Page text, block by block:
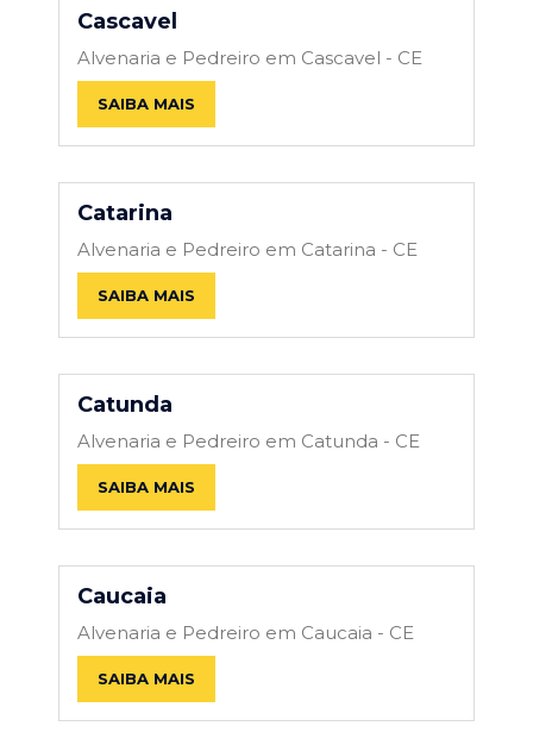
Cascavel
Alvenaria e Pedreiro em Cascavel - CE
SAIBA MAIS
Catarina
Alvenaria e Pedreiro em Catarina - CE
SAIBA MAIS
Catunda
Alvenaria e Pedreiro em Catunda - CE
SAIBA MAIS
Caucaia
Alvenaria e Pedreiro em Caucaia - CE
SAIBA MAIS